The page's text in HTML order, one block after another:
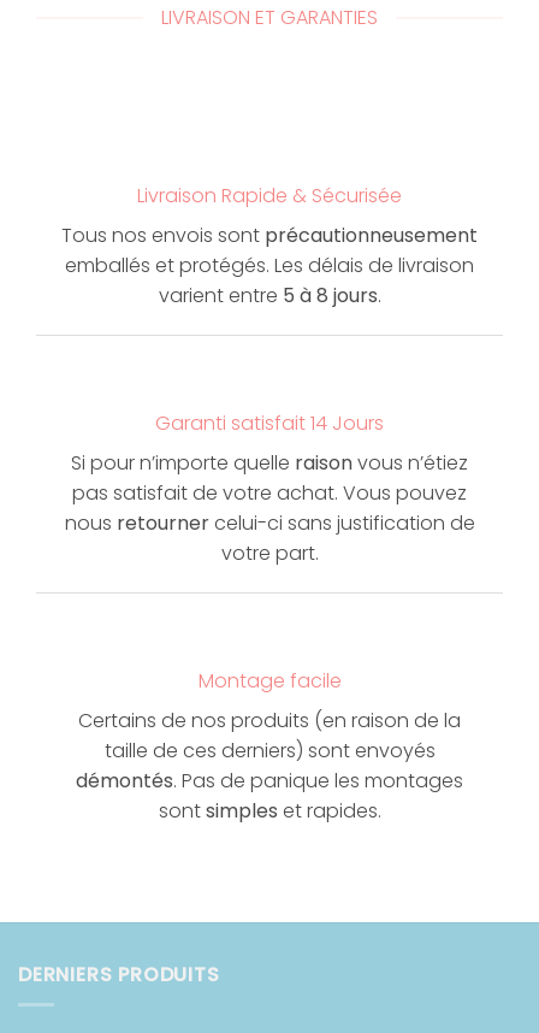
LIVRAISON ET GARANTIES
Livraison Rapide & Sécurisée
Tous nos envois sont précautionneusement
emballés et protégés. Les délais de livraison
varient entre 5 à 8 jours.
Garanti satisfait 14 Jours
Si pour n’importe quelle raisonvous n’étiez
pas satisfait de votre achat. Vous pouvez
nous retournercelui-ci sans justification de
votre part.
Montage facile
Certains de nos produits (en raison de la
taille de ces derniers) sont envoyés
démontés. Pas de panique les montages
sontsimples et rapides.
DERNIERS PRODUITS